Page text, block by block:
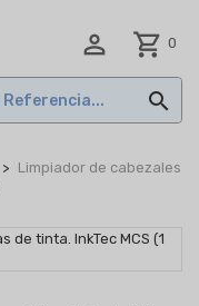
 shopping_cart 0

Limpiador de cabezales